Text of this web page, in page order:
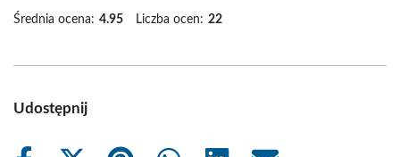
Średnia ocena: 4.95 Liczba ocen: 22
Udostępnij